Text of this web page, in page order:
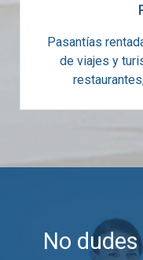
Pasantías
de viajes y
No